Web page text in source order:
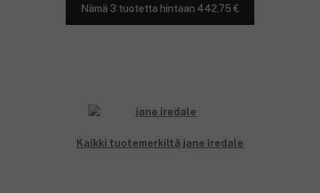
Nämä 3 tuotetta hintaan 442,75 €
Kaikki tuotemerkiltä jane iredale